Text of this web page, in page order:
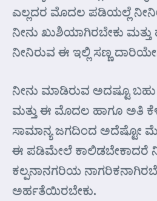
ಎಲ್ಲದರ ಮೊದಲ ಪಡಿಯಲ್ಲೆ
ನೀನು ಖುಶಿಯಾಗಿರಬೇಕು
ನೀನಿರುವ ಈ ಇಲ್ಲಿ ಸಣ್ಣ
ನೀನು ಮಾಡಿರುವ ಅದಷ್ಟೂ
ಮತ್ತು ಈ ಮೊದಲ ಹಾಗೂ ಅತಿ
ಸಾಮಾನ್ಯ ಜಗದಿಂದ ಅದೆಷ್ಟೋ
ಈ ಪಡಿಮೇಲೆ ಕಾಲಿಡಬೇಕಾದರೆ
ಕಲ್ಪನಾನಗರಿಯ
ಅರ್ಹತೆಯಿರಬೇಕು.